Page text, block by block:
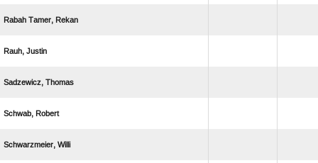
  
 
 
 
 